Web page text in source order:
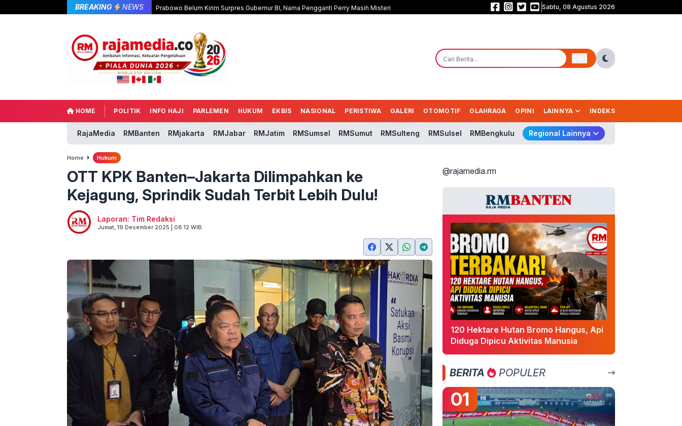
BREAKING NEWS Prabowo Belum Kirim Surpres Gubernur BI, Nama Pengganti Perry Masih Misteri Bromo Terbakar! 120 Hektare Hutan Hangus, Api Diduga Dipicu Aktivitas
Sabtu, 08 Agustus 2026
HOME POLITIK INFO HAJI PARLEMEN HUKUM EKBIS NASIONAL PERISTIWA GALERI OTOMOTIF OLAHRAGA OPINI LAINNYA INDEKS
RajaMedia RMBanten RMjakarta RMJabar RMJatim RMSumsel RMSumut RMSulteng RMSulsel RMBengkulu Regional Lainnya
Home Hukum
OTT KPK Banten–Jakarta Dilimpahkan ke
Kejagung, Sprindik Sudah Terbit Lebih Dulu!
Laporan: Tim Redaksi
Jumat, 19 Desember 2025 | 08:12 WIB
@rajamedia.rm
120 Hektare Hutan Bromo Hangus, Api
Diduga Dipicu Aktivitas Manusia
BERITA POPULER
01